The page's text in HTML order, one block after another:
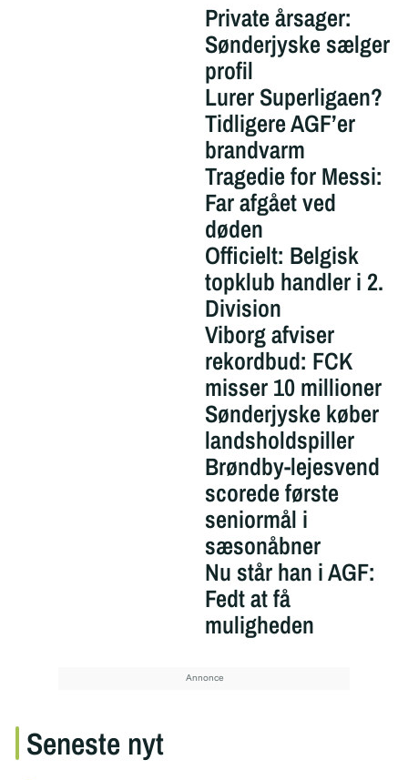
Private årsager:
Sønderjyske sælger
profil
Lurer Superligaen?
Tidligere AGF’er
brandvarm
Tragedie for Messi:
Far afgået ved
døden
Officielt: Belgisk
topklub handler i 2.
Division
Viborg afviser
rekordbud: FCK
misser 10 millioner
Sønderjyske køber
landsholdspiller
Brøndby-lejesvend
scorede første
seniormål i
sæsonåbner
Nu står han i AGF:
Fedt at få
muligheden
Seneste nyt